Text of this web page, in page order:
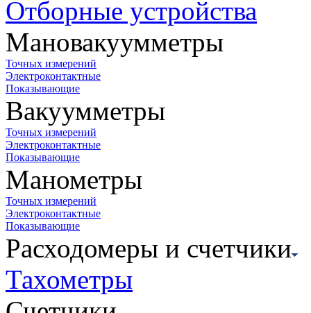
Отборные устройства
Мановакуумметры
Точных измерений
Электроконтактные
Показывающие
Вакуумметры
Точных измерений
Электроконтактные
Показывающие
Манометры
Точных измерений
Электроконтактные
Показывающие
Расходомеры и счетчики
Тахометры